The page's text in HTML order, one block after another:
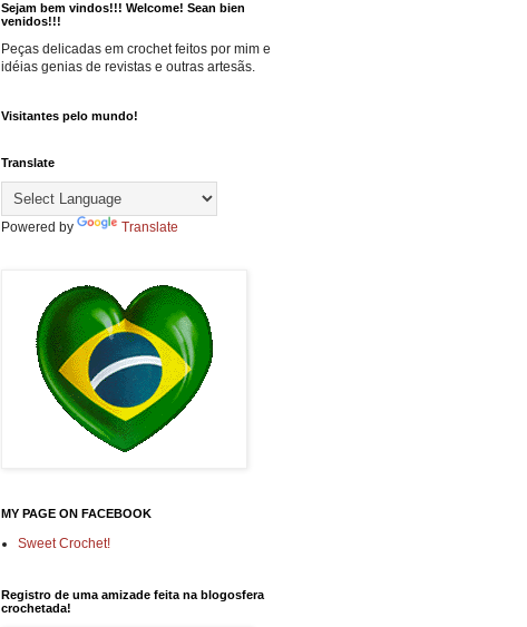
Sejam bem vindos!!! Welcome! Sean bien
venidos!!!
Peças delicadas em crochet feitos por mim e
idéias genias de revistas e outras artesãs.
Visitantes pelo mundo!
Translate
Powered by Translate
MY PAGE ON FACEBOOK
Sweet Crochet!
Registro de uma amizade feita na blogosfera
crochetada!